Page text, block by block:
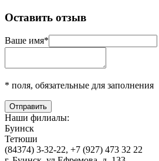
Оставить отзыв
Ваше имя*
* поля, обязательные для заполнения
Наши филиалы:
Буинск
Тетюши
(84374) 3-32-22, +7 (927) 473 32 22